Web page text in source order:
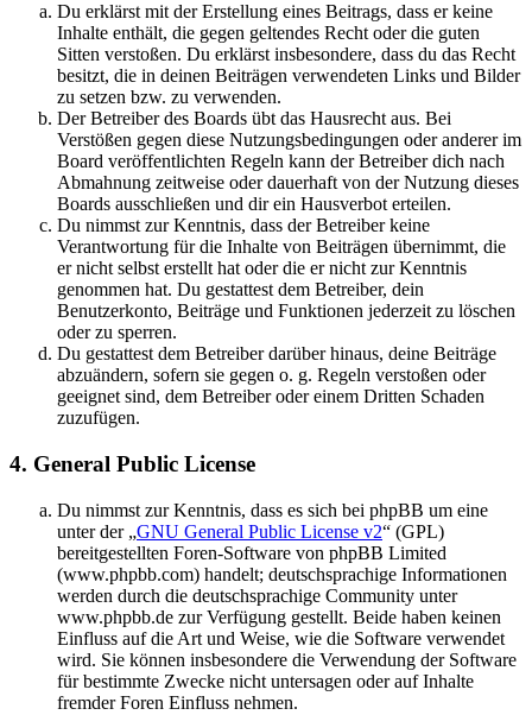
Du erklärst mit der Erstellung eines Beitrags, dass er keine
Inhalte enthält, die gegen geltendes Recht oder die guten
Sitten verstoßen. Du erklärst insbesondere, dass du das Recht
besitzt, die in deinen Beiträgen verwendeten Links und Bilder
zu setzen bzw. zu verwenden.
Der Betreiber des Boards übt das Hausrecht aus. Bei
Verstößen gegen diese Nutzungsbedingungen oder anderer im
Board veröffentlichten Regeln kann der Betreiber dich nach
Abmahnung zeitweise oder dauerhaft von der Nutzung dieses
Boards ausschließen und dir ein Hausverbot erteilen.
Du nimmst zur Kenntnis, dass der Betreiber keine
Verantwortung für die Inhalte von Beiträgen übernimmt, die
er nicht selbst erstellt hat oder die er nicht zur Kenntnis
genommen hat. Du gestattest dem Betreiber, dein
Benutzerkonto, Beiträge und Funktionen jederzeit zu löschen
oder zu sperren.
Du gestattest dem Betreiber darüber hinaus, deine Beiträge
abzuändern, sofern sie gegen o. g. Regeln verstoßen oder
geeignet sind, dem Betreiber oder einem Dritten Schaden
zuzufügen.
4. General Public License
Du nimmst zur Kenntnis, dass es sich bei phpBB um eine
unter der „GNU General Public License v2“ (GPL)
bereitgestellten Foren-Software von phpBB Limited
(www.phpbb.com) handelt; deutschsprachige Informationen
werden durch die deutschsprachige Community unter
www.phpbb.de zur Verfügung gestellt. Beide haben keinen
Einfluss auf die Art und Weise, wie die Software verwendet
wird. Sie können insbesondere die Verwendung der Software
für bestimmte Zwecke nicht untersagen oder auf Inhalte
fremder Foren Einfluss nehmen.